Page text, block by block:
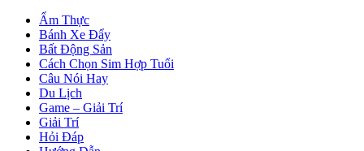
Ẩm Thực
Bánh Xe Đẩy
Bất Động Sản
Cách Chọn Sim Hợp Tuổi
Câu Nói Hay
Du Lịch
Game – Giải Trí
Giải Trí
Hỏi Đáp